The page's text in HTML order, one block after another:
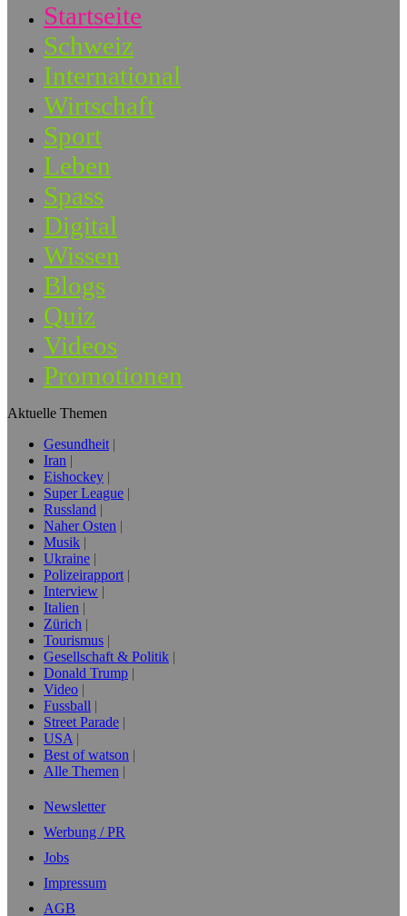
Startseite
Schweiz
International
Wirtschaft
Sport
Leben
Spass
Digital
Wissen
Blogs
Quiz
Videos
Promotionen
Aktuelle Themen
Gesundheit
Iran
Eishockey
Super League
Russland
Naher Osten
Musik
Ukraine
Polizeirapport
Interview
Italien
Zürich
Tourismus
Gesellschaft & Politik
Donald Trump
Video
Fussball
Street Parade
USA
Best of watson
Alle Themen
Newsletter
Werbung / PR
Jobs
Impressum
AGB